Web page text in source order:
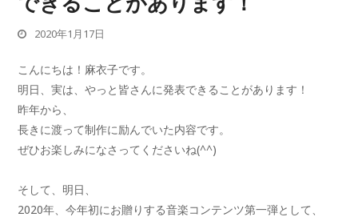
2020年1月17日
こんにちは！麻衣子です。
明日、実は、やっと皆さんに発表できることがあります！
昨年から、
長きに渡って制作に励んでいた内容です。
ぜひお楽しみになさってくださいね(^^)
そして、明日、
2020年、今年初にお贈りする音楽コンテンツ第一弾として、